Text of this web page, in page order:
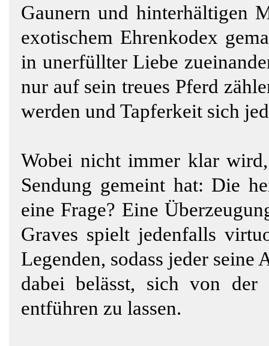
Gaunern und hinterhältigen
exotischem Ehrenkodex
in unerfüllter Liebe
nur auf sein treues Pferd
werden und Tapferkeit sich
Wobei nicht immer klar
Sendung gemeint hat: Die
eine Frage? Eine
Graves spielt jedenfalls
Legenden, sodass jeder
dabei belässt, sich von
entführen zu lassen.